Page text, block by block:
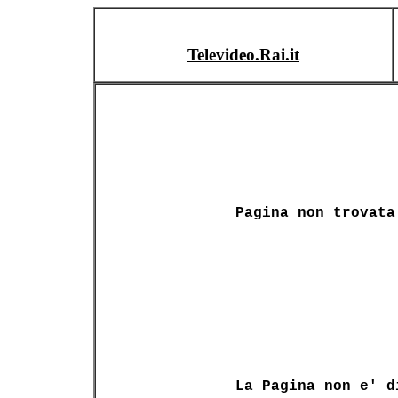
Televideo.Rai.it
Pagina non trovata
La Pagina non e'